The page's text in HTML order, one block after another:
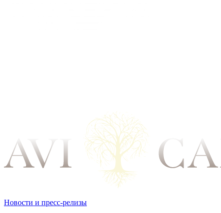
Новости и пресс-релизы